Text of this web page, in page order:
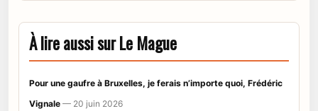
À lire aussi sur Le Mague
Pour une gaufre à Bruxelles, je ferais n’importe quoi, Frédéric
Vignale — 20 juin 2026